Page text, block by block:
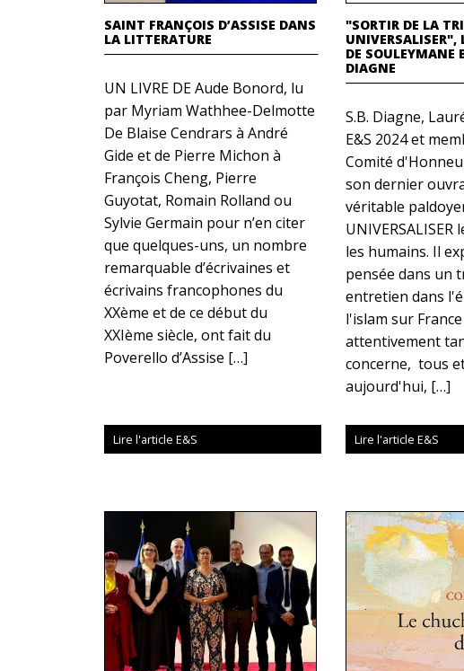
SAINT FRANÇOIS D’ASSISE DANS
LA LITTERATURE
UN LIVRE DE Aude Bonord, lu
par Myriam Wathhee-Delmotte
De Blaise Cendrars à André
Gide et de Pierre Michon à
François Cheng, Pierre
Guyotat, Romain Rolland ou
Sylvie Germain pour n’en citer
que quelques-uns, un nombre
remarquable d’écrivaines et
écrivains francophones du
XXème et de ce début du
XXIème siècle, ont fait du
Poverello d’Assise […]
Lire l'article E&S
"SORTIR DE LA
UNIVERSALISER",
DE SOULEYMANE
DIAGNE
S.B. Diagne,
E&S 2024 et
Comité
son dernier
véritable
les humains. Il
pensée dans un
entretien dans
l'islam sur
attentivement
concerne, tous
aujourd'hui, […]
Lire l'article E&S